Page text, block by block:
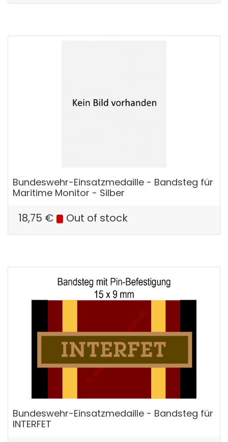
Bundeswehr-Einsatzmedaille - Bandsteg für
Maritime Monitor - Silber
18,75 € Out of stock
Bundeswehr-Einsatzmedaille - Bandsteg für
INTERFET